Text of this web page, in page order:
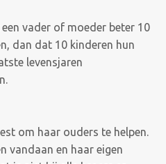
vader of moeder beter 10
dan dat 10 kinderen hun
levensjaren
om haar ouders te helpen.
vandaan en haar eigen